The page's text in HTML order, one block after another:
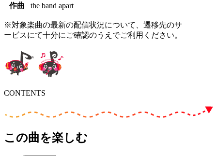
作曲
the band apart
※対象楽曲の最新の配信状況について、遷移先のサ
ービスにて十分にご確認のうえでご利用ください。
CONTENTS
この曲を楽しむ